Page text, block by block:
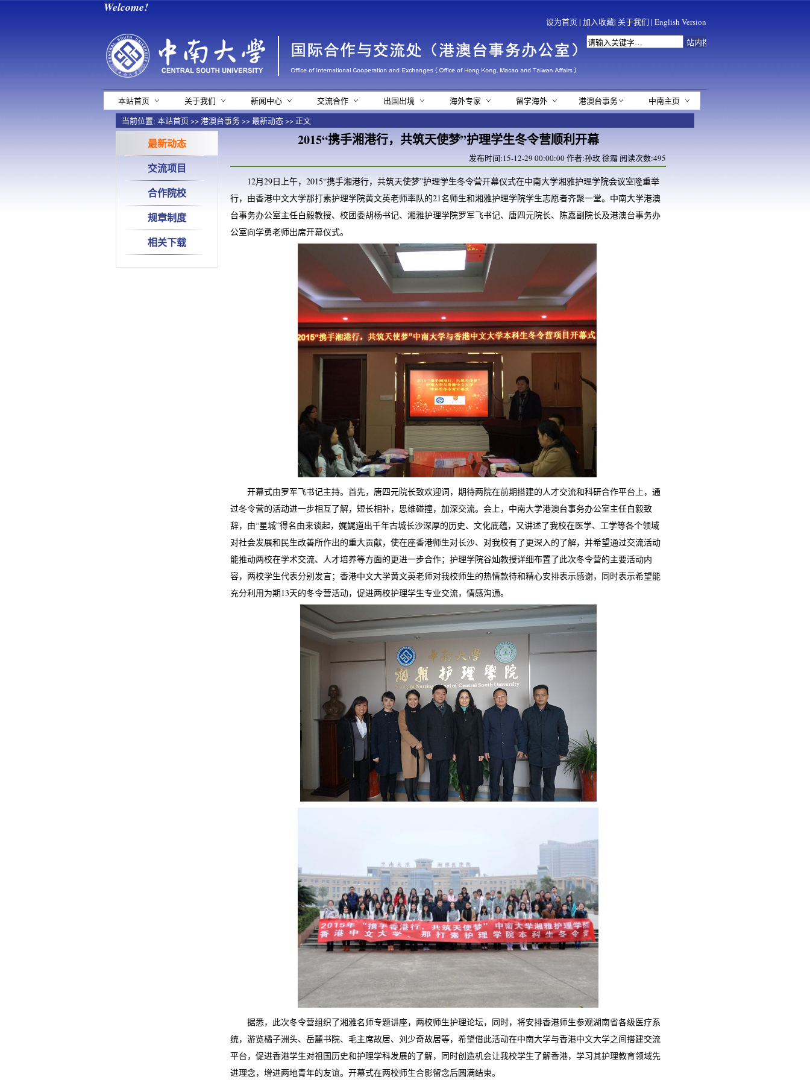
Welcome!
设为首页| 加入收藏| 关于我们 | English Version
本站首页 关于我们 新闻中心 交流合作 出国出境 海外专家 留学海外 港澳台事务
中南主页
当前位置: 本站首页>>港澳台事务>>最新动态>> 正文
最新动态
交流项目
合作院校
规章制度
相关下载
2015“携手湘港行，共筑天使梦”护理学生冬令营顺利开幕
发布时间:15-12-29 00:00:00 作者:孙玫 徐霜 阅读次数:495
12月29日上午，2015“携手湘港行，共筑天使梦”护理学生冬令营开幕仪式在中南大学湘雅护理学院会议室隆重举
行，由香港中文大学那打素护理学院黄文英老师率队的21名师生和湘雅护理学院学生志愿者齐聚一堂。中南大学港澳
台事务办公室主任白毅教授、校团委胡杨书记、湘雅护理学院罗军飞书记、唐四元院长、陈嘉副院长及港澳台事务办
公室向学勇老师出席开幕仪式。
开幕式由罗军飞书记主持。首先，唐四元院长致欢迎词，期待两院在前期搭建的人才交流和科研合作平台上，通
过冬令营的活动进一步相互了解，短长相补，思维碰撞，加深交流。会上，中南大学港澳台事务办公室主任白毅致
辞，由“星城”得名由来谈起，娓娓道出千年古城长沙深厚的历史、文化底蕴，又讲述了我校在医学、工学等各个领域
对社会发展和民生改善所作出的重大贡献，使在座香港师生对长沙、对我校有了更深入的了解，并希望通过交流活动
能推动两校在学术交流、人才培养等方面的更进一步合作；护理学院谷灿教授详细布置了此次冬令营的主要活动内
容，两校学生代表分别发言；香港中文大学黄文英老师对我校师生的热情款待和精心安排表示感谢，同时表示希望能
充分利用为期13天的冬令营活动，促进两校护理学生专业交流，情感沟通。
据悉，此次冬令营组织了湘雅名师专题讲座，两校师生护理论坛，同时，将安排香港师生参观湖南省各级医疗系
统，游览橘子洲头、岳麓书院、毛主席故居、刘少奇故居等，希望借此活动在中南大学与香港中文大学之间搭建交流
平台，促进香港学生对祖国历史和护理学科发展的了解，同时创造机会让我校学生了解香港，学习其护理教育领域先
进理念，增进两地青年的友谊。开幕式在两校师生合影留念后圆满结束。